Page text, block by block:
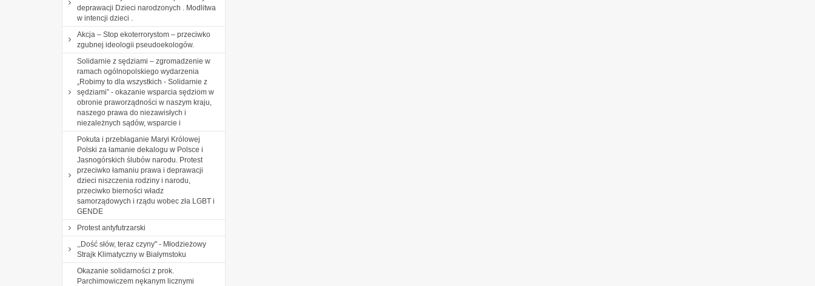
deprawacji Dzieci narodzonych . Modlitwa
w intencji dzieci .
Akcja – Stop ekoterrorystom – przeciwko
zgubnej ideologii pseudoekologów.
Solidarnie z sędziami – zgromadzenie w
ramach ogólnopolskiego wydarzenia
„Robimy to dla wszystkich - Solidarnie z
sędziami” - okazanie wsparcia sędziom w
obronie praworządności w naszym kraju,
naszego prawa do niezawisłych i
niezależnych sądów, wsparcie i
Pokuta i przebłaganie Maryi Królowej
Polski za łamanie dekalogu w Polsce i
Jasnogórskich ślubów narodu. Protest
przeciwko łamaniu prawa i deprawacji
dzieci niszczenia rodziny i narodu,
przeciwko bierności władz
samorządowych i rządu wobec zła LGBT i
GENDE
Protest antyfutrzarski
,,Dość słów, teraz czyny'' - Młodzieżowy
Strajk Klimatyczny w Białymstoku
Okazanie solidarności z prok.
Parchimowiczem nękanym licznymi